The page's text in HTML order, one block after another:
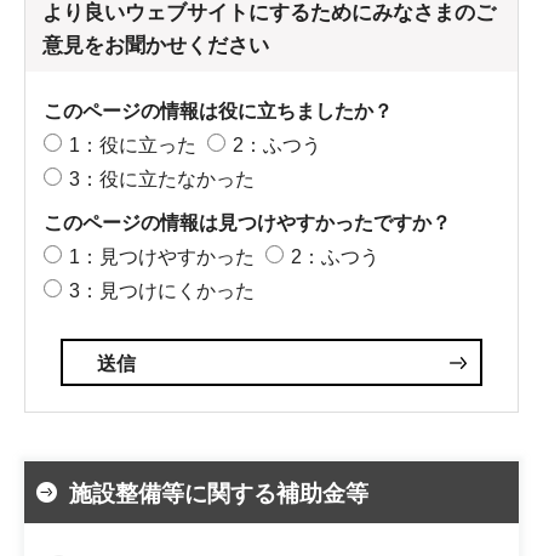
より良いウェブサイトにするためにみなさまのご
意見をお聞かせください
このページの情報は役に立ちましたか？
1：役に立った
2：ふつう
3：役に立たなかった
このページの情報は見つけやすかったですか？
1：見つけやすかった
2：ふつう
3：見つけにくかった
施設整備等に関する補助金等